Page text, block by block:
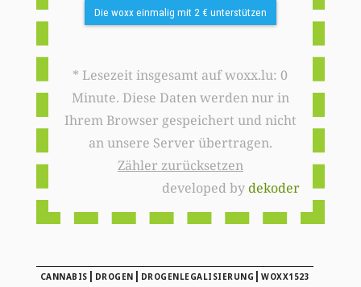
Die woxx einmalig mit 2 € unterstützen
* Lesezeit insgesamt auf woxx.lu: 0
Minute. Diese Daten werden nur in
Ihrem Browser gespeichert und nicht
an unsere Server übertragen.
Zähler zurücksetzen
developed bydekoder
CANNABIS | DROGEN | DROGENLEGALISIERUNG |WOXX1523